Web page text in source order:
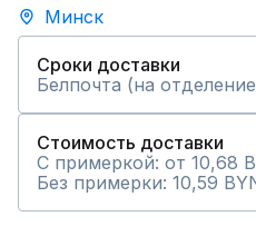
Минск
Сроки доставки
Белпочта (на
Стоимость доставки
С примеркой: от 10,68
Без примерки: 10,59